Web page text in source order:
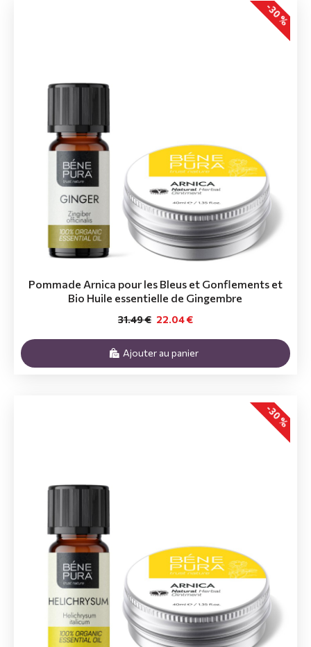
-30 %
Pommade Arnica pour les Bleus et Gonflements et
Bio Huile essentielle de Gingembre
22.04 €
31.49 €
Ajouter au panier
-30 %